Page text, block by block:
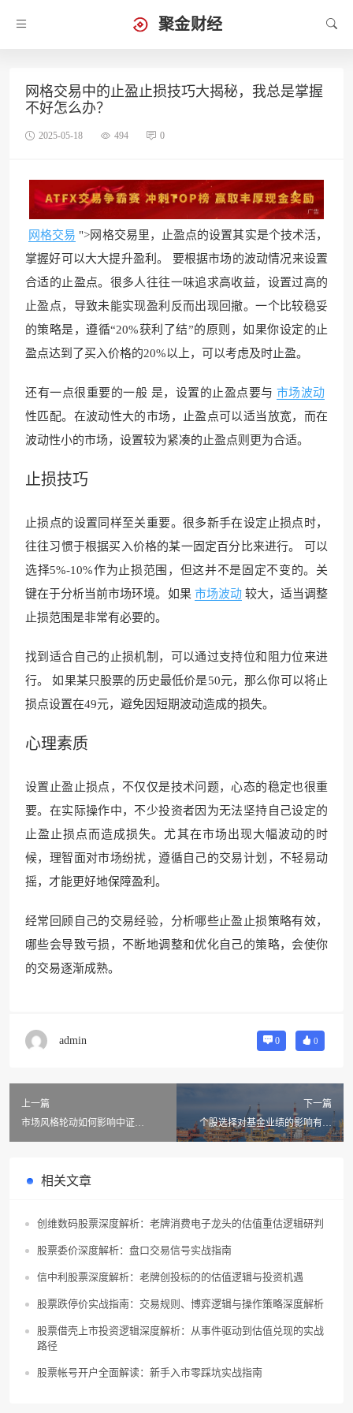
聚金财经
网格交易中的止盈止损技巧大揭秘，我总是掌握
不好怎么办？
2025-05-18 494 0
网格交易 ">网格交易里，止盈点的设置其实是个技术活，
掌握好可以大大提升盈利。 要根据市场的波动情况来设置
合适的止盈点。很多人往往一味追求高收益，设置过高的
止盈点，导致未能实现盈利反而出现回撤。一个比较稳妥
的策略是，遵循“20%获利了结”的原则，如果你设定的止
盈点达到了买入价格的20%以上，可以考虑及时止盈。
还有一点很重要的一般 是，设置的止盈点要与 市场波动
性匹配。在波动性大的市场，止盈点可以适当放宽，而在
波动性小的市场，设置较为紧凑的止盈点则更为合适。
止损技巧
止损点的设置同样至关重要。很多新手在设定止损点时，
往往习惯于根据买入价格的某一固定百分比来进行。 可以
选择5%-10%作为止损范围，但这并不是固定不变的。关
键在于分析当前市场环境。如果 市场波动 较大，适当调整
止损范围是非常有必要的。
找到适合自己的止损机制，可以通过支持位和阻力位来进
行。 如果某只股票的历史最低价是50元，那么你可以将止
损点设置在49元，避免因短期波动造成的损失。
心理素质
设置止盈止损点，不仅仅是技术问题，心态的稳定也很重
要。在实际操作中，不少投资者因为无法坚持自己设定的
止盈止损点而造成损失。尤其在市场出现大幅波动的时
候，理智面对市场纷扰，遵循自己的交易计划，不轻易动
摇，才能更好地保障盈利。
经常回顾自己的交易经验，分析哪些止盈止损策略有效，
哪些会导致亏损，不断地调整和优化自己的策略，会使你
的交易逐渐成熟。
admin 0 0
上一篇
市场风格轮动如何影响中证
下一篇
个股选择对基金业绩的影响有多
大？有哪些有效方法可以评估基金
相关文章
创维数码股票深度解析：老牌消费电子龙头的估值重估逻辑研判
股票委价深度解析：盘口交易信号实战指南
信中利股票深度解析：老牌创投标的的估值逻辑与投资机遇
股票跌停价实战指南：交易规则、博弈逻辑与操作策略深度解析
股票借壳上市投资逻辑深度解析：从事件驱动到估值兑现的实战
路径
股票帐号开户全面解读：新手入市零踩坑实战指南